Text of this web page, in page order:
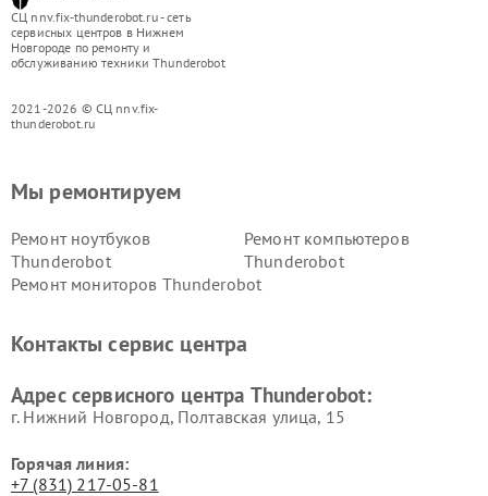
СЦ nnv.fix-thunderobot.ru - сеть
сервисных центров в Нижнем
Новгороде по ремонту и
обслуживанию техники Thunderobot
2021-2026 © СЦ nnv.fix-
thunderobot.ru
Мы ремонтируем
Ремонт ноутбуков
Thunderobot
Ремонт компьютеров
Thunderobot
Ремонт мониторов Thunderobot
Контакты сервис центра
Адрес сервисного центра Thunderobot:
г. Нижний Новгород, Полтавская улица, 15
Горячая линия:
+7 (831) 217-05-81